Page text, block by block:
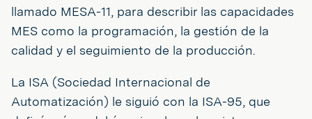
llamado MESA-11, para describir las capacidades
MES como la programación, la gestión de la
calidad y el seguimiento de la producción.
La ISA (Sociedad Internacional de
Automatización) le siguió con la ISA-95, que